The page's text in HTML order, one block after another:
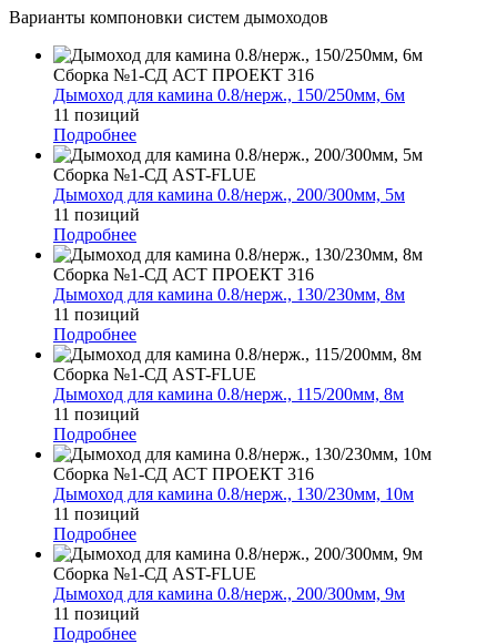
Варианты компоновки систем дымоходов
Сборка №1-СД АСТ ПРОЕКТ 316
Дымоход для камина 0.8/нерж., 150/250мм, 6м
11 позиций
Подробнее
Сборка №1-СД AST-FLUE
Дымоход для камина 0.8/нерж., 200/300мм, 5м
11 позиций
Подробнее
Сборка №1-СД АСТ ПРОЕКТ 316
Дымоход для камина 0.8/нерж., 130/230мм, 8м
11 позиций
Подробнее
Сборка №1-СД AST-FLUE
Дымоход для камина 0.8/нерж., 115/200мм, 8м
11 позиций
Подробнее
Сборка №1-СД АСТ ПРОЕКТ 316
Дымоход для камина 0.8/нерж., 130/230мм, 10м
11 позиций
Подробнее
Сборка №1-СД AST-FLUE
Дымоход для камина 0.8/нерж., 200/300мм, 9м
11 позиций
Подробнее